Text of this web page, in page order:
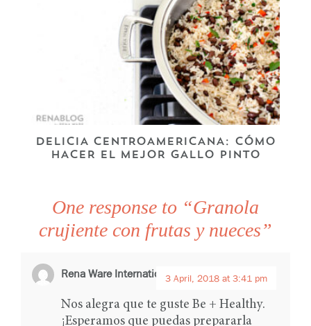
DELICIA CENTROAMERICANA: CÓMO
HACER EL MEJOR GALLO PINTO
One response to “Granola
crujiente con frutas y nueces”
Rena Ware International says:
3 April, 2018 at 3:41 pm
Nos alegra que te guste Be + Healthy.
¡Esperamos que puedas prepararla